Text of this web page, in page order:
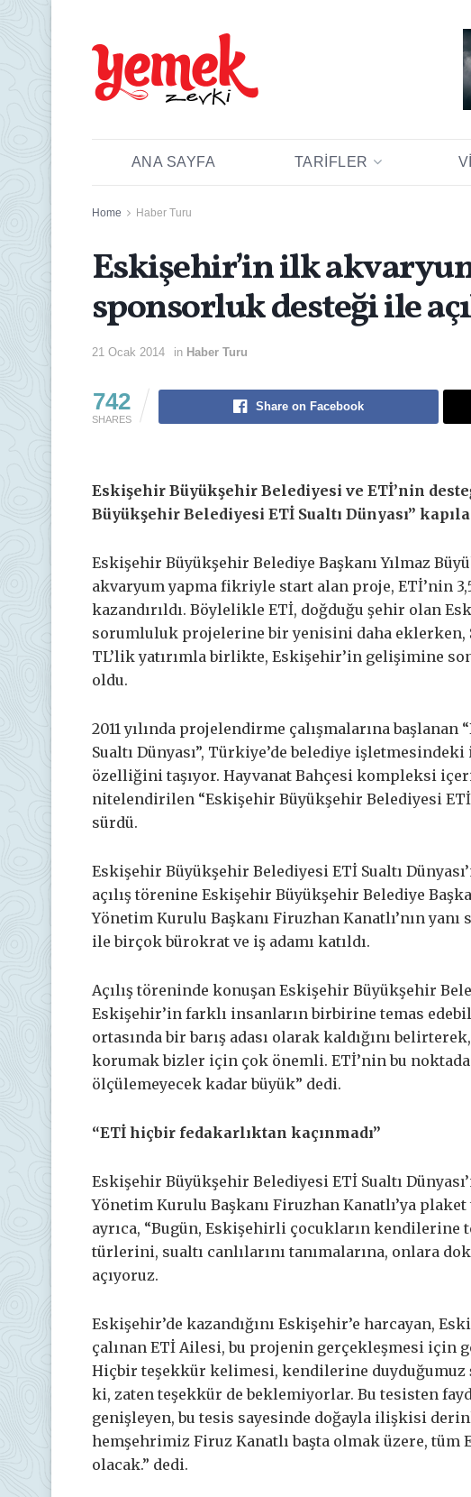
ANA SAYFA TARIFLER
Home Haber Turu
Eskişehir’in ilk
sponsorluk desteği ile
21 Ocak 2014 in Haber Turu
742
SHARES
Share on Facebook
Eskişehir Büyükşehir Belediyesi ve ETİ’nin
Büyükşehir Belediyesi ETİ Sualtı Dünyası”
Eskişehir Büyükşehir Belediye Başkanı Yılmaz
akvaryum yapma fikriyle start alan proje, ETİ’nin
kazandırıldı. Böylelikle ETİ, doğduğu şehir olan
sorumluluk projelerine bir yenisini daha eklerken,
TL’lik yatırımla birlikte, Eskişehir’in gelişimine
oldu.
2011 yılında projelendirme çalışmalarına
Sualtı Dünyası”, Türkiye’de belediye
özelliğini taşıyor. Hayvanat Bahçesi kompleksi
nitelendirilen “Eskişehir Büyükşehir Belediyesi ETİ
sürdü.
Eskişehir Büyükşehir Belediyesi ETİ Sualtı
açılış törenine Eskişehir Büyükşehir Belediye
Yönetim Kurulu Başkanı Firuzhan Kanatlı’nın
ile birçok bürokrat ve iş adamı katıldı.
Açılış töreninde konuşan Eskişehir Büyükşehir
Eskişehir’in farklı insanların birbirine temas
ortasında bir barış adası olarak kaldığını
korumak bizler için çok önemli. ETİ’nin bu
ölçülemeyecek kadar büyük” dedi.
“ETİ hiçbir fedakarlıktan kaçınmadı”
Eskişehir Büyükşehir Belediyesi ETİ Sualtı
Yönetim Kurulu Başkanı Firuzhan Kanatlı’ya
ayrıca, “Bugün, Eskişehirli çocukların kendilerine
türlerini, sualtı canlılarını tanımalarına, onlara
açıyoruz.
Eskişehir’de kazandığını Eskişehir’e harcayan,
çalınan ETİ Ailesi, bu projenin gerçekleşmesi için
Hiçbir teşekkür kelimesi, kendilerine duyduğumuz
ki, zaten teşekkür de beklemiyorlar. Bu tesisten
genişleyen, bu tesis sayesinde doğayla ilişkisi
hemşehrimiz Firuz Kanatlı başta olmak üzere,
olacak.” dedi.